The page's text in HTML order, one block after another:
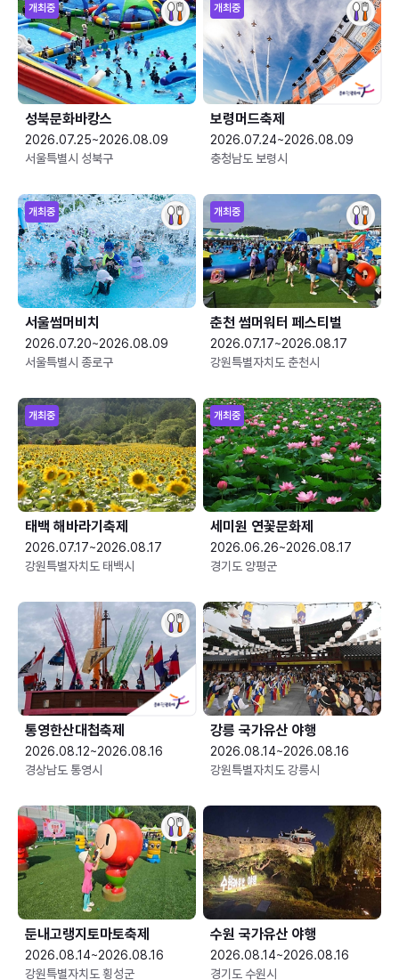
개최중
성북문화바캉스
2026.07.25~2026.08.09
서울특별시 성북구
개최중
보령머드축제
2026.07.24~2026.08.09
충청남도 보령시
개최중
서울썸머비치
2026.07.20~2026.08.09
서울특별시 종로구
개최중
춘천 썸머워터 페스티벌
2026.07.17~2026.08.17
강원특별자치도 춘천시
개최중
태백 해바라기축제
2026.07.17~2026.08.17
강원특별자치도 태백시
개최중
세미원 연꽃문화제
2026.06.26~2026.08.17
경기도 양평군
통영한산대첩축제
2026.08.12~2026.08.16
경상남도 통영시
강릉 국가유산 야행
2026.08.14~2026.08.16
강원특별자치도 강릉시
둔내고랭지토마토축제
2026.08.14~2026.08.16
강원특별자치도 횡성군
수원 국가유산 야행
2026.08.14~2026.08.16
경기도 수원시